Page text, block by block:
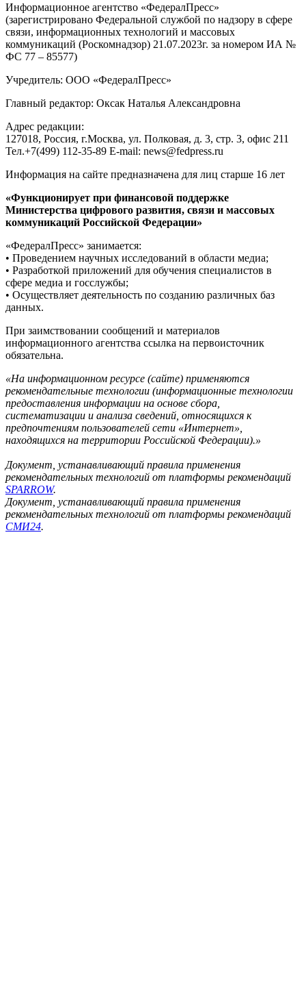
Информационное агентство «ФедералПресс»
(зарегистрировано Федеральной службой по надзору в сфере
связи, информационных технологий и массовых
коммуникаций (Роскомнадзор) 21.07.2023г. за номером ИА №
ФС 77 – 85577)
Учредитель: ООО «ФедералПресс»
Главный редактор: Оксак Наталья Александровна
Адрес редакции:
127018, Россия, г.Москва, ул. Полковая, д. 3, стр. 3, офис 211
Тел.+7(499) 112-35-89 E-mail: news@fedpress.ru
Информация на сайте предназначена для лиц старше 16 лет
«Функционирует при финансовой поддержке
Министерства цифрового развития, связи и массовых
коммуникаций Российской Федерации»
«ФедералПресс» занимается:
• Проведением научных исследований в области медиа;
• Разработкой приложений для обучения специалистов в
сфере медиа и госслужбы;
• Осуществляет деятельность по созданию различных баз
данных.
При заимствовании сообщений и материалов
информационного агентства ссылка на первоисточник
обязательна.
«На информационном ресурсе (сайте) применяются
рекомендательные технологии (информационные технологии
предоставления информации на основе сбора,
систематизации и анализа сведений, относящихся к
предпочтениям пользователей сети «Интернет»,
находящихся на территории Российской Федерации).»
Документ, устанавливающий правила применения
рекомендательных технологий от платформы рекомендаций
SPARROW.
Документ, устанавливающий правила применения
рекомендательных технологий от платформы рекомендаций
СМИ24.